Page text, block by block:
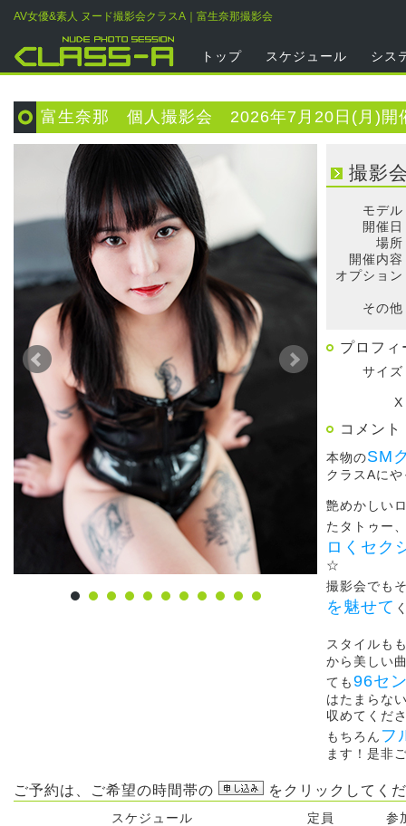
AV女優&素人 ヌード撮影会クラスA｜富生奈那撮影会
トップ スケジュール シス
富生奈那 個人撮影会 2026年7月20日(月)開
撮影
モデル
開催
場所
開催内容
オプション
その他
プロフィ
サイズ
X
コメント
本物のSM
クラスAに
艶めかしい
たタトゥー
ロくセク
☆
撮影会でも
を魅せて
スタイルも
から美しい
ても96セ
はたまらな
収めてくだ
もちろん フ
ます！是非
ご予約は、ご希望の時間帯の をクリックしてく
スケジュール 定員
参